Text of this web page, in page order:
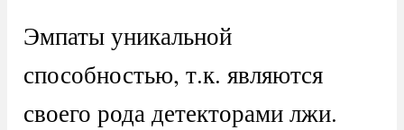
Эмпаты уникальной
способностью, т.к. являются
своего рода детекторами лжи.